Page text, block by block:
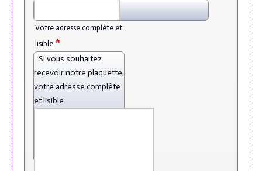
Votre adresse complète et
lisible *
Si vous souhaitez
recevoir notre plaquette,
votre adresse complète
et lisible